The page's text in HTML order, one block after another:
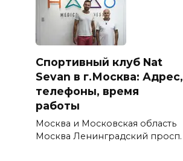
Спортивный клуб Nat
Sevan в г.Москва: Адрес,
телефоны, время
работы
Москва и Московская область
Москва Ленинградский просп.